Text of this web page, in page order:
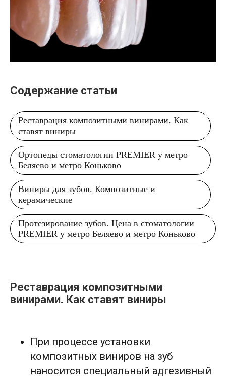
Содержание статьи
Реставрация композитными винирами. Как
ставят виниры
Ортопеды стоматологии PREMIER у метро
Беляево и метро Коньково
Виниры для зубов. Композитные и
керамические
Протезирование зубов. Цена в стоматологии
PREMIER у метро Беляево и метро Коньково
Реставрация композитными
винирами. Как ставят виниры
При процессе установки
композитных виниров на зуб
наносится специальный адгезивный